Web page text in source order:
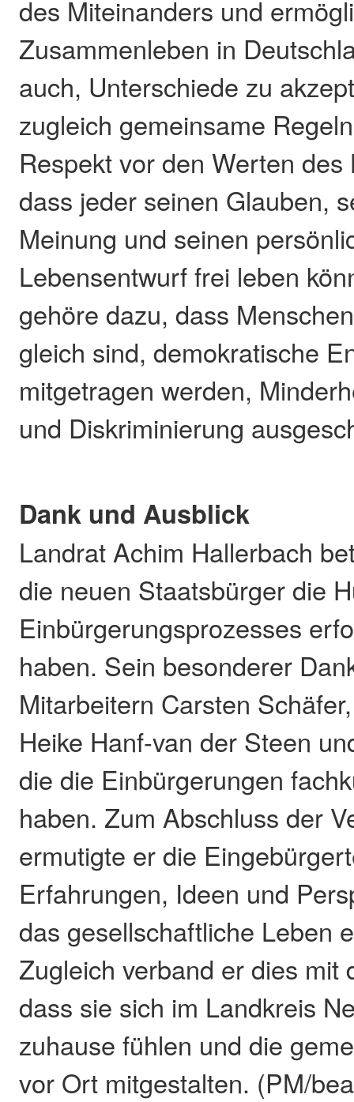
des Miteinanders und
Zusammenleben in
auch, Unterschiede zu
zugleich gemeinsame
Respekt vor den Werten
dass jeder seinen Glauben,
Meinung und seinen
Lebensentwurf frei leben
gehöre dazu, dass
gleich sind, demokratische
mitgetragen werden,
und Diskriminierung
Dank und Ausblick
Landrat Achim Hallerbach
die neuen Staatsbürger die
Einbürgerungsprozesses
haben. Sein besonderer
Mitarbeitern Carsten
Heike Hanf-van der Steen
die die Einbürgerungen
haben. Zum Abschluss der
ermutigte er die
Erfahrungen, Ideen und
das gesellschaftliche Leben
Zugleich verband er dies mit
dass sie sich im Landkreis
zuhause fühlen und die
vor Ort mitgestalten. (PM/